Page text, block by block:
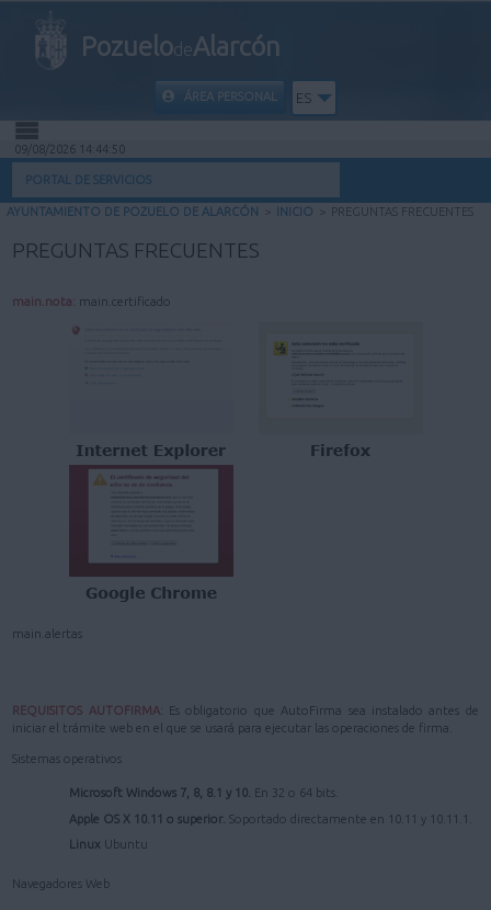
PozuelodeAlarcón
ÁREA PERSONAL ES
INICIO
INFORMACIÓN MUNICIPAL
09/08/2026 14:44:51
PORTAL DE SERVICIOS
AYUNTAMIENTO DE POZUELO DE ALARCÓN > INICIO > PREGUNTAS FRECUENTES
PREGUNTAS FRECUENTES
main.nota: main.certificado
main.alertas
REQUISITOS AUTOFIRMA: Es obligatorio que AutoFirma sea instalado antes de
iniciar el trámite web en el que se usará para ejecutar las operaciones de firma.
Sistemas operativos
Microsoft Windows 7, 8, 8.1 y 10. En 32 o 64 bits.
Apple OS X 10.11 o superior. Soportado directamente en 10.11 y 10.11.1.
Linux Ubuntu
Navegadores Web